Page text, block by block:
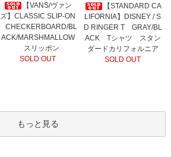
【VANS/ヴァン
ズ】CLASSIC SLIP-ON
CHECKERBOARD/BL
ACK/MARSHMALLOW
スリッポン
SOLD OUT
【STANDARD CA
LIFORNIA】DISNEY / S
D RINGER T GRAY/BL
ACK Tシャツ スタン
ダードカリフォルニア
SOLD OUT
もっと見る